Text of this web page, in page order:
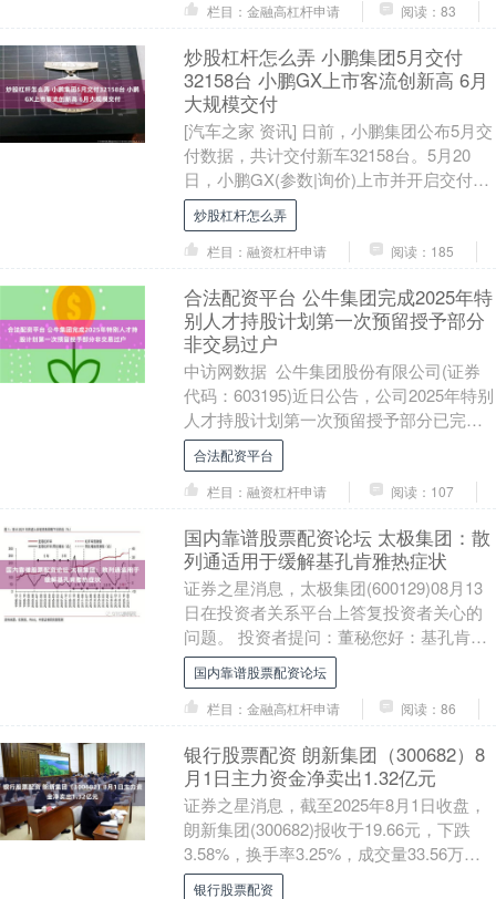
栏目：金融高杠杆申请
阅读：83
炒股杠杆怎么弄 小鹏集团5月交付
32158台 小鹏GX上市客流创新高 6月
大规模交付
[汽车之家 资讯] 日前，小鹏集团公布5月交
付数据，共计交付新车32158台。5月20
日，小鹏GX(参数|询价)上市并开启交付，
限时售价26.98-34.98万....
炒股杠杆怎么弄
栏目：融资杠杆申请
阅读：185
合法配资平台 公牛集团完成2025年特
别人才持股计划第一次预留授予部分
非交易过户
中访网数据 公牛集团股份有限公司(证券
代码：603195)近日公告，公司2025年特别
人才持股计划第一次预留授予部分已完成
非交易过户。根据公告，本次预留授予
涉....
合法配资平台
栏目：融资杠杆申请
阅读：107
国内靠谱股票配资论坛 太极集团：散
列通适用于缓解基孔肯雅热症状
证券之星消息，太极集团(600129)08月13
日在投资者关系平台上答复投资者关心的
问题。 投资者提问：董秘您好：基孔肯雅
热属于中医湿温范畴°，病因为蚊虫疫
毒，....
国内靠谱股票配资论坛
栏目：金融高杠杆申请
阅读：86
银行股票配资 朗新集团（300682）8
月1日主力资金净卖出1.32亿元
证券之星消息，截至2025年8月1日收盘，
朗新集团(300682)报收于19.66元，下跌
3.58%，换手率3.25%，成交量33.56万
手，成交额6.63亿元....
银行股票配资